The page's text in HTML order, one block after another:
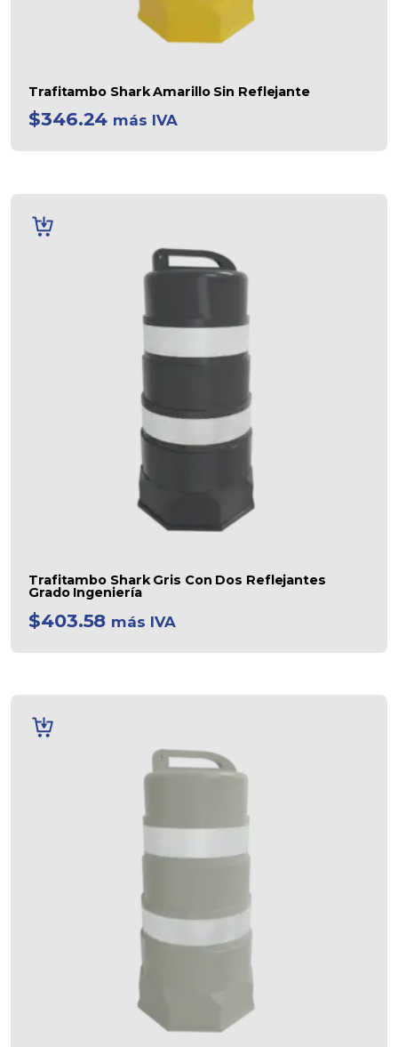
Trafitambo Shark Amarillo Sin Reflejante
$346.24 más IVA
Trafitambo Shark Gris Con Dos Reflejantes
Grado Ingeniería
$403.58 más IVA
AÑADIR
AL
CARRITO
AÑADIR
AL
CARRITO